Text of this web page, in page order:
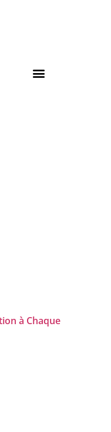
à Chaque